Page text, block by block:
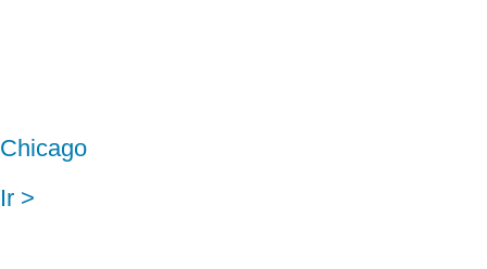
Chicago
Ir >